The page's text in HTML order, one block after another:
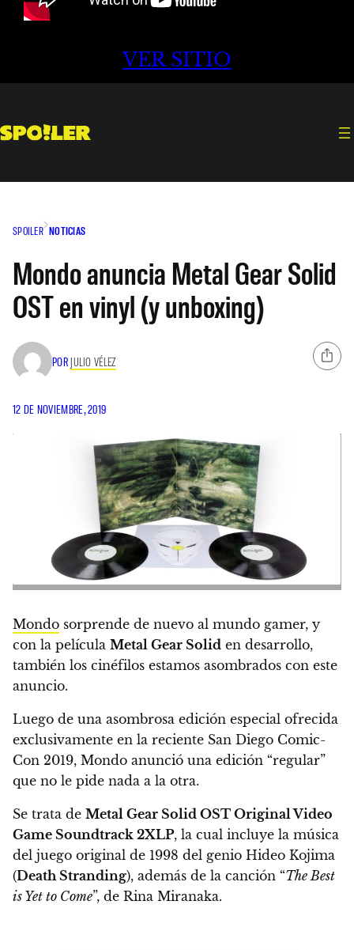
VER SITIO
SPOILER NOTICIAS
Mondo anuncia Metal Gear Solid
OST en vinyl (y unboxing)
POR JULIO VÉLEZ
12 DE NOVIEMBRE, 2019
Mondo sorprende de nuevo al mundo gamer, y
con la película Metal Gear Solid en desarrollo,
también los cinéfilos estamos asombrados con este
anuncio.
Luego de una asombrosa edición especial ofrecida
exclusivamente en la reciente San Diego Comic-
Con 2019, Mondo anunció una edición “regular”
que no le pide nada a la otra.
Se trata de Metal Gear Solid OST Original Video
Game Soundtrack 2XLP, la cual incluye la música
del juego original de 1998 del genio Hideo Kojima
(Death Stranding), además de la canción “The Best
is Yet to Come”, de Rina Miranaka.